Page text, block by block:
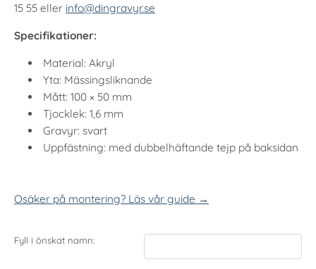
15 55 eller info@dingravyr.se
Specifikationer:
Material: Akryl
Yta: Mässingsliknande
Mått: 100 × 50 mm
Tjocklek: 1,6 mm
Gravyr: svart
Uppfästning: med dubbelhäftande tejp på baksidan
Osäker på montering? Läs vår guide →
Fyll i önskat namn: